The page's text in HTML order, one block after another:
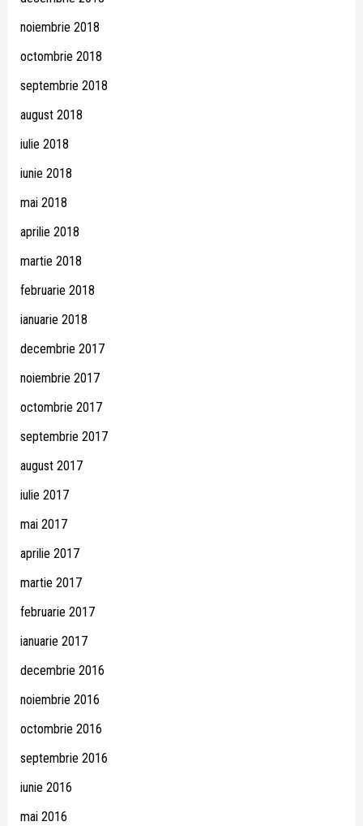
noiembrie 2018
octombrie 2018
septembrie 2018
august 2018
iulie 2018
iunie 2018
mai 2018
aprilie 2018
martie 2018
februarie 2018
ianuarie 2018
decembrie 2017
noiembrie 2017
octombrie 2017
septembrie 2017
august 2017
iulie 2017
mai 2017
aprilie 2017
martie 2017
februarie 2017
ianuarie 2017
decembrie 2016
noiembrie 2016
octombrie 2016
septembrie 2016
iunie 2016
mai 2016